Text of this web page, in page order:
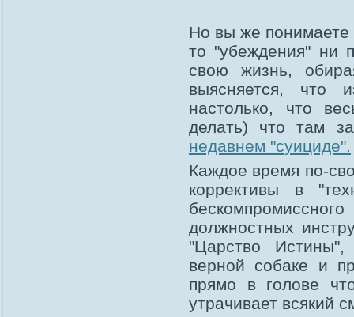
Но вы же понимаете
то "убеждения" ни
свою жизнь,
выясняется, что
настолько, что
делать) что там
недавнем "суициде".
Каждое время по-
коррективы в
должностных
"Царство
верной собаке и
прямо в голове
утрачивает всякий